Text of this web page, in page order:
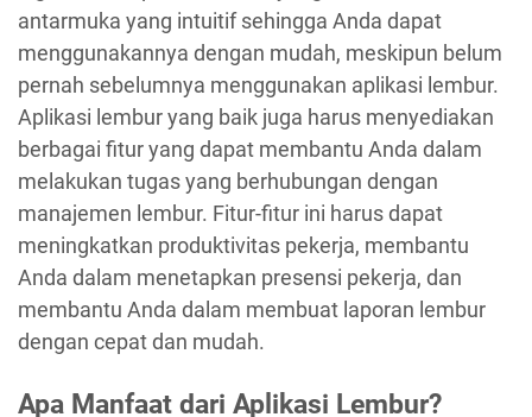
antarmuka yang intuitif sehingga Anda dapat
menggunakannya dengan mudah, meskipun belum
pernah sebelumnya menggunakan aplikasi lembur.
Aplikasi lembur yang baik juga harus menyediakan
berbagai fitur yang dapat membantu Anda dalam
melakukan tugas yang berhubungan dengan
manajemen lembur. Fitur-fitur ini harus dapat
meningkatkan produktivitas pekerja, membantu
Anda dalam menetapkan presensi pekerja, dan
membantu Anda dalam membuat laporan lembur
dengan cepat dan mudah.
Apa Manfaat dari Aplikasi Lembur?